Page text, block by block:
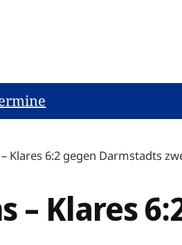
Klares 6:2 gegen Darmstadts
– Klares